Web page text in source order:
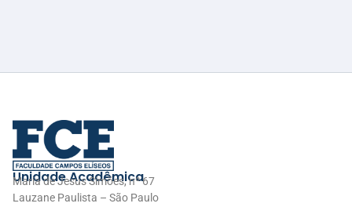
Unidade Acadêmica
Maria de Jesus Simões, nº 67
Lauzane Paulista – São Paulo